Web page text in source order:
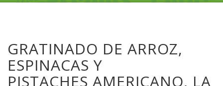
GRATINADO DE ARROZ,
ESPINACAS Y
PISTACHES AMERICANO, LA